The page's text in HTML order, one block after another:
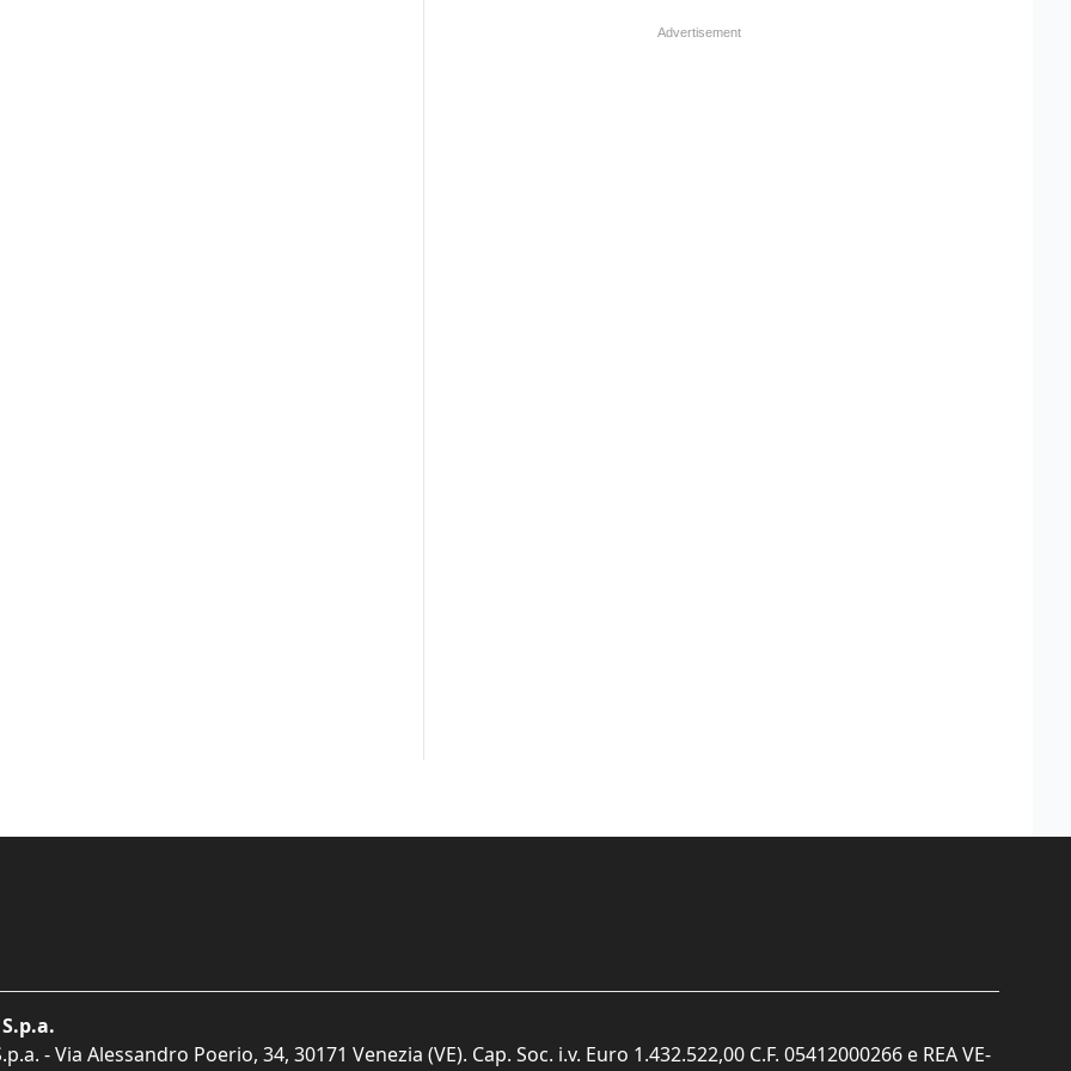
- Via Alessandro Poerio, 34, 30171 Venezia (VE). Cap. Soc. i.v. Euro 1.432.522,00 C.F. 05412000266 e REA VE-